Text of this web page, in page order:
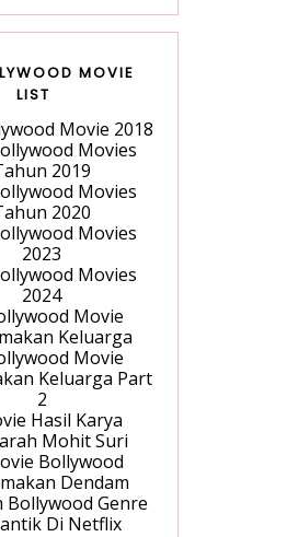
MOVIE
LIST
Movie 2018
Movies
2019
Movies
2020
Movies
2023
Movies
2024
Movie
Keluarga
Movie
Keluarga Part
2
Hasil Karya
Mohit Suri
Bollywood
Dendam
Bollywood Genre
Di Netflix